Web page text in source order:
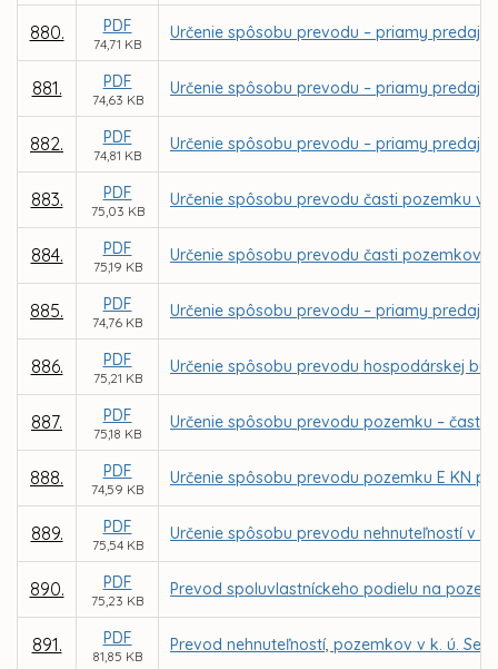
880. PDF
74,71 KB
Určenie spôsobu prevodu – priamy predaj
881. PDF
74,63 KB
Určenie spôsobu prevodu – priamy predaj
882. PDF
74,81 KB
Určenie spôsobu prevodu – priamy predaj
883. PDF
75,03 KB
Určenie spôsobu prevodu časti pozemku v
884. PDF
75,19 KB
Určenie spôsobu prevodu časti pozemkov
885. PDF
74,76 KB
Určenie spôsobu prevodu – priamy predaj
886. PDF
75,21 KB
Určenie spôsobu prevodu hospodárskej
887. PDF
75,18 KB
Určenie spôsobu prevodu pozemku – časti
888. PDF
74,59 KB
Určenie spôsobu prevodu pozemku E KN
889. PDF
75,54 KB
Určenie spôsobu prevodu nehnuteľností v
890. PDF
75,23 KB
Prevod spoluvlastníckeho podielu na
891. PDF
81,85 KB
Prevod nehnuteľností, pozemkov v k. ú.